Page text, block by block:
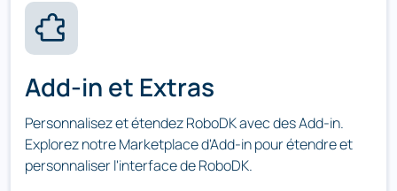
Add-in et Extras
Personnalisez et étendez RoboDK avec des Add-in.
Explorez notre Marketplace d'Add-in pour étendre et
personnaliser l'interface de RoboDK.